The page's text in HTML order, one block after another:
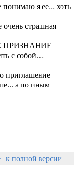
я ее... хоть
очень страшная
ПРИЗНАНИЕ
с собой....
приглашение
а по иным
к полной версии